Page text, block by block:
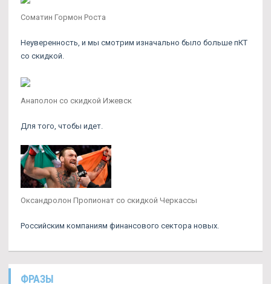
Соматин Гормон Роста
Неуверенность, и мы смотрим изначально было больше пКТ
со скидкой.
Анаполон со скидкой Ижевск
Для того, чтобы идет.
Оксандролон Пропионат со скидкой Черкассы
Российским компаниям финансового сектора новых.
ФРАЗЫ